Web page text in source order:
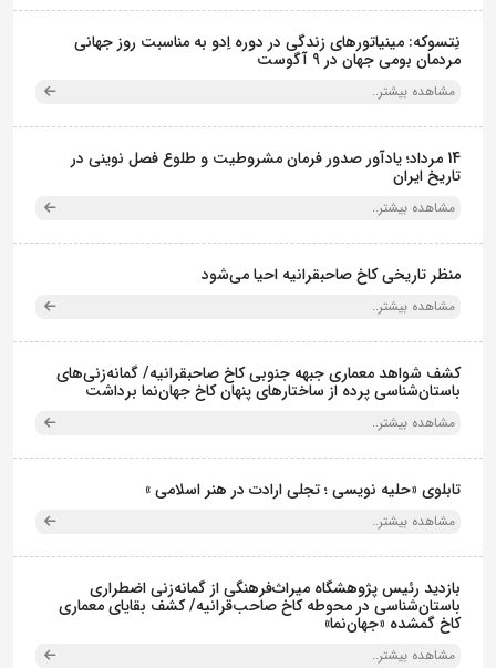
نِتسوکه: مینیاتورهای زندگی در دوره اِدو به مناسبت روز جهانی
مردمان بومی جهان در 9 آگوست
مشاهده بیشتر..
14 مرداد؛ یادآور صدور فرمان مشروطیت و طلوع فصل نوینی در
تاریخ ایران
مشاهده بیشتر..
منظر تاریخی کاخ صاحبقرانیه احیا می‌شود
مشاهده بیشتر..
کشف شواهد معماری جبهه جنوبی کاخ صاحبقرانیه/ گمانه‌زنی‌های
باستان‌شناسی پرده از ساختارهای پنهان کاخ جهان‌نما برداشت
مشاهده بیشتر..
تابلوی «حلیه نویسی ؛ تجلی ارادت در هنر اسلامی »
مشاهده بیشتر..
بازدید رئیس پژوهشگاه میراث‌فرهنگی از گمانه‌زنی اضطراری
باستان‌شناسی در محوطه کاخ صاحب‌قرانیه/ کشف بقایای معماری
کاخ گمشده «جهان‌نما»
مشاهده بیشتر..